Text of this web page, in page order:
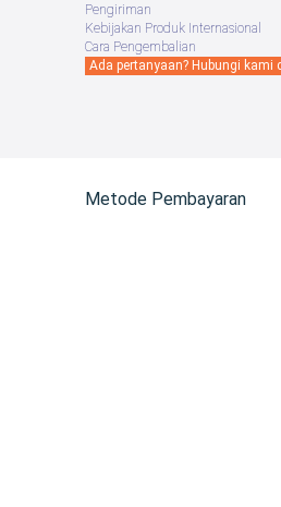
Pengiriman
Kebijakan Produk Internasional
Cara Pengembalian
Ada pertanyaan? Hubungi kami
Metode Pembayaran